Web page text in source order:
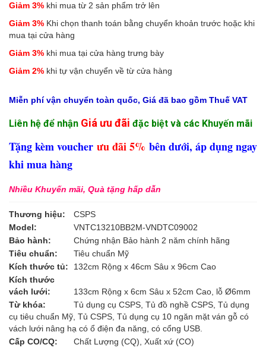
Giảm 3% khi mua từ 2 sản phẩm trở lên
Giảm 3% Khi chọn thanh toán bằng chuyển khoản trước hoặc khi
mua tại cửa hàng
Giảm 3% khi mua tại cửa hàng trưng bày
Giảm 2% khi tự vận chuyển về từ cửa hàng
Miễn phí vận chuyển toàn quốc, Giá đã bao gồm Thuế VAT
Liên hệ để nhận Giá ưu đãi đặc biệt và các Khuyến mãi
Tặng kèm voucher ưu đãi 5% bên dưới, áp dụng ngay
khi mua hàng
Nhiều Khuyến mãi, Quà tặng hấp dẫn
Thương hiệu:
CSPS
Model:
VNTC13210BB2M-VNDTC09002
Bảo hành:
Chứng nhận Bảo hành 2 năm chính hãng
Tiêu chuẩn:
Tiêu chuẩn Mỹ
Kích thước tủ:
132cm Rộng x 46cm Sâu x 96cm Cao
Kích thước
vách lưới:
133cm Rộng x 6cm Sâu x 52cm Cao, lỗ Ø6mm
Từ khóa:
Tủ dụng cụ CSPS, Tủ đồ nghề CSPS, Tủ dụng
cụ tiêu chuẩn Mỹ, Tủ CSPS, Tủ dụng cụ 10 ngăn mặt ván gỗ có
vách lưới nâng hạ có ổ điện đa năng, có cổng USB.
Cấp CO/CQ:
Chất Lượng (CQ), Xuất xứ (CO)